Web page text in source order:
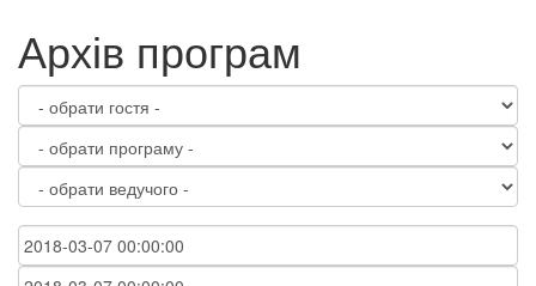
Архів програм